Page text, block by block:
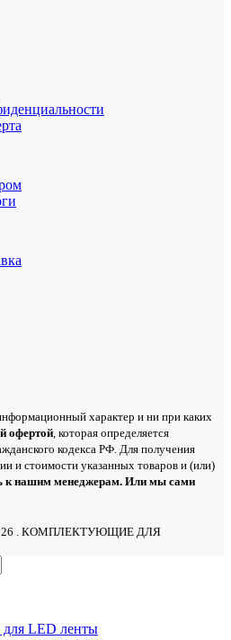
характер и ни при каких
офертой, которая определяется
кодекса РФ. Для получения
и стоимости указанных товаров и (или)
к нашим менеджерам. Или мы сами
. КОМПЛЕКТУЮЩИЕ ДЛЯ
для LED ленты